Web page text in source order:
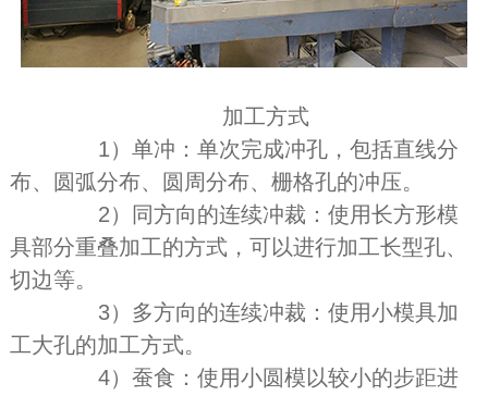
加工方式
1）单冲：单次完成冲孔，包括直线分
布、圆弧分布、圆周分布、栅格孔的冲压。
2）同方向的连续冲裁：使用长方形模
具部分重叠加工的方式，可以进行加工长型孔、
切边等。
3）多方向的连续冲裁：使用小模具加
工大孔的加工方式。
4）蚕食：使用小圆模以较小的步距进